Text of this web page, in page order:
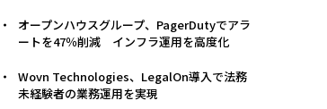
オープンハウスグループ、PagerDutyでアラ
ートを47％削減 インフラ運用を高度化
Wovn Technologies、LegalOn導入で法務
未経験者の業務運用を実現